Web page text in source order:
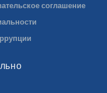
соглашение